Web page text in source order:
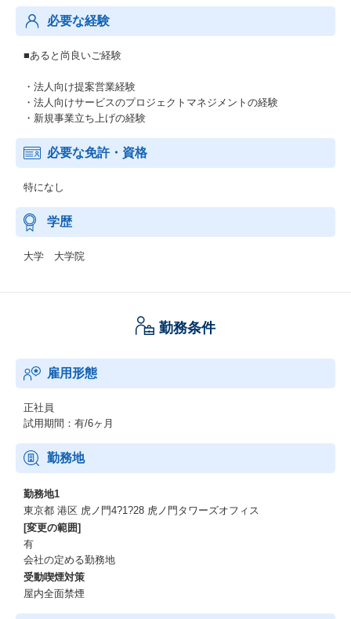
必要な経験
■あると尚良いご経験
・法人向け提案営業経験
・法人向けサービスのプロジェクトマネジメントの経験
・新規事業立ち上げの経験
必要な免許・資格
特になし
学歴
大学 大学院
勤務条件
雇用形態
正社員
試用期間：有/6ヶ月
勤務地
勤務地1
東京都 港区 虎ノ門4?1?28 虎ノ門タワーズオフィス
[変更の範囲]
有
会社の定める勤務地
受動喫煙対策
屋内全面禁煙